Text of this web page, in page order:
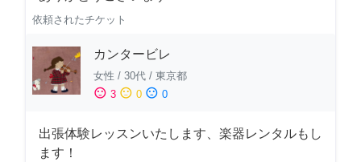
依頼されたチケット
カンタービレ
女性 / 30代 / 東京都
sentiment_satisfied 3 sentiment_neutral 0 sentiment_dissatisfied 0
出張体験レッスンいたします、楽器レンタルもし
ます！